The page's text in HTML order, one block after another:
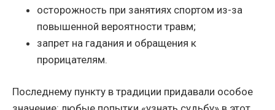
осторожность при занятиях спортом из-за
повышенной вероятности травм;
запрет на гадания и обращения к
прорицателям.
Последнему пункту в традиции придавали особое